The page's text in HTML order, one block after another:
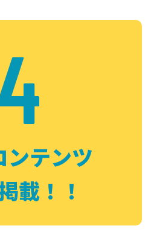
ンテンツ
載！！